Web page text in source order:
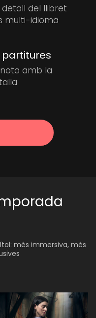
del llibret
multi-idioma
amb la
més immersiva, més